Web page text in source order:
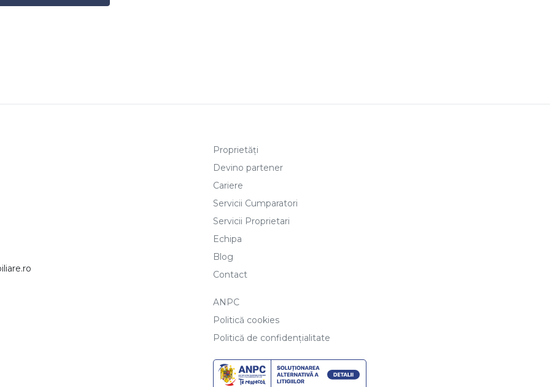
Proprietăți
Devino partener
Cariere
Servicii Cumparatori
Servicii Proprietari
Echipa
Blog
Contact
ANPC
Politică cookies
Politică de confidențialitate